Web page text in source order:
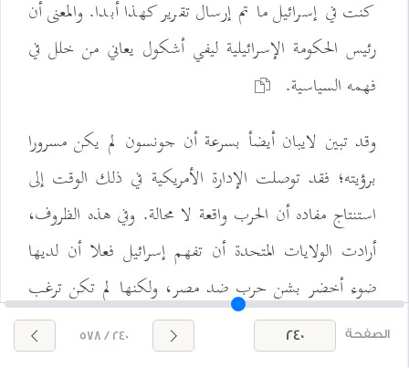
كنت في إسرائيل ما تم إرسال تقرير كهذا أبدا. والمعنى أن
رئيس الحكومة الإسرائيلية ليفي أشكول يعاني من خلل في
فهمه السياسية.
وقد تبين لايبان أيضأ بسرعة أن جونسون لم يكن مسرورا
برؤيته؛ فقد توصلت الإدارة الأمريكية في ذلك الوقت إلى
استنتاج مفاده أن الحرب واقعة لا محالة. وفي هذه الظروف،
أرادت الولايات المتحدة أن تفهم إسرائيل فعلا أن لديها
ضوء أخضر بشن حرب ضد مصر، ولكنها لم تكن ترغب
في أن تبدو كمن منع هذا الضوء فعلا! فاللقاء بالرئيس
الصفحة 240 / 578